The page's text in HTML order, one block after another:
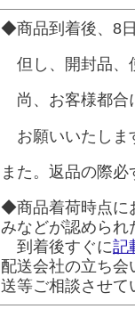
◆商品到着後、8
但し、開封品、
尚、お客様都合
お願いいたしま
また。返品の際必
◆商品着荷時点に
みなどが認められ
到着後すぐに記
配送会社の立ち会
送等ご相談させて